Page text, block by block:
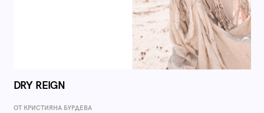
DRY REIGN
ОТ КРИСТИЯНА БУРДЕВА